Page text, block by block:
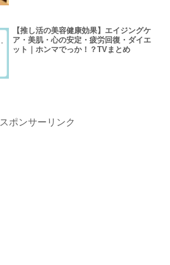
【推し活の美容健康効果】エイジングケ
ア・美肌・心の安定・疲労回復・ダイエ
ット｜ホンマでっか！？TVまとめ
スポンサーリンク